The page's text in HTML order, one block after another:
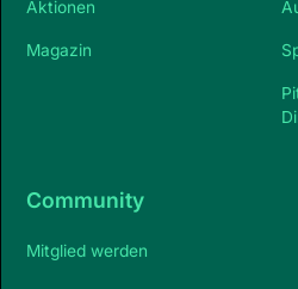
Aktionen
Magazin
Community
Mitglied werden